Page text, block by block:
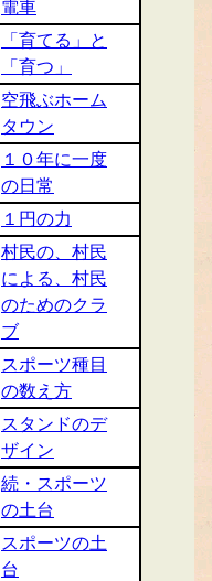
電車
「育てる」と
「育つ」
空飛ぶホーム
タウン
１０年に一度
の日常
１円の力
村民の、村民
による、村民
のためのクラ
ブ
スポーツ種目
の数え方
スタンドのデ
ザイン
続・スポーツ
の土台
スポーツの土
台